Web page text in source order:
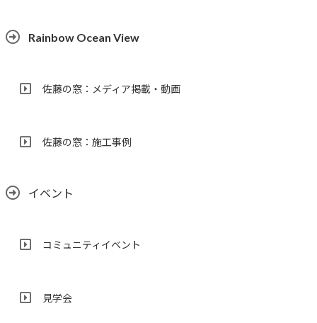
Rainbow Ocean View
佐藤の窓：メディア掲載・動画
佐藤の窓：施工事例
イベント
コミュニティイベント
見学会